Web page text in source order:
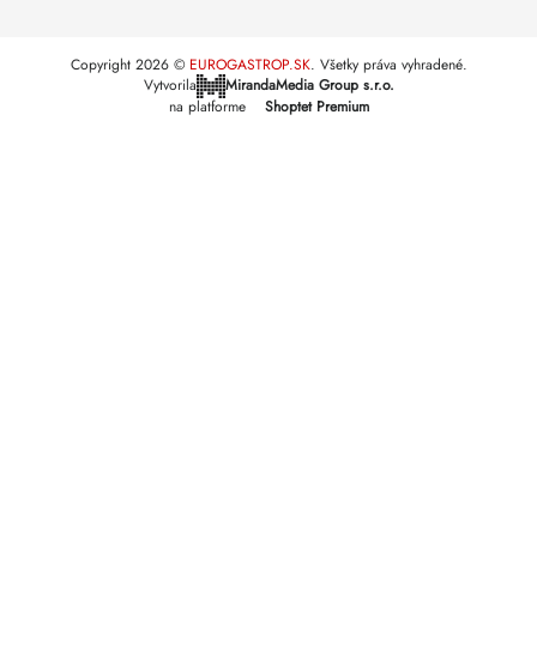
Vytvorila
MirandaMedia Group s.r.o.
na platforme
Shoptet Premium
Copyright 2026 EUROGASTROP.SK. Všetky práva vyhradené.